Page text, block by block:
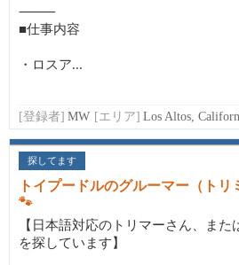
⸻
■仕事内容
・ロスア...
[登録者] MW [エリア] Los Altos,
探してます
トイプードルのグルーマー（ト
🐾
【日本語対応のトリマーさん、ま
を探しています】